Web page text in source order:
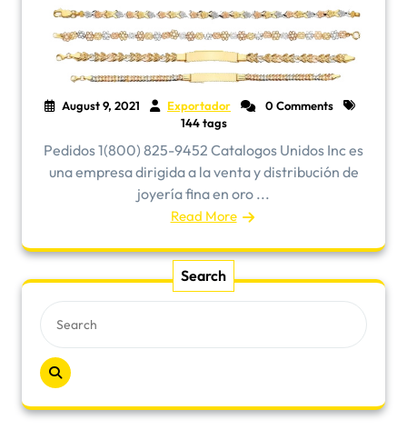
August 9, 2021 Exportador
0 Comments
144 tags
Pedidos 1(800) 825-9452 Catalogos Unidos Inc es
una empresa dirigida a la venta y distribución de
joyería fina en oro ...
Read More
Search